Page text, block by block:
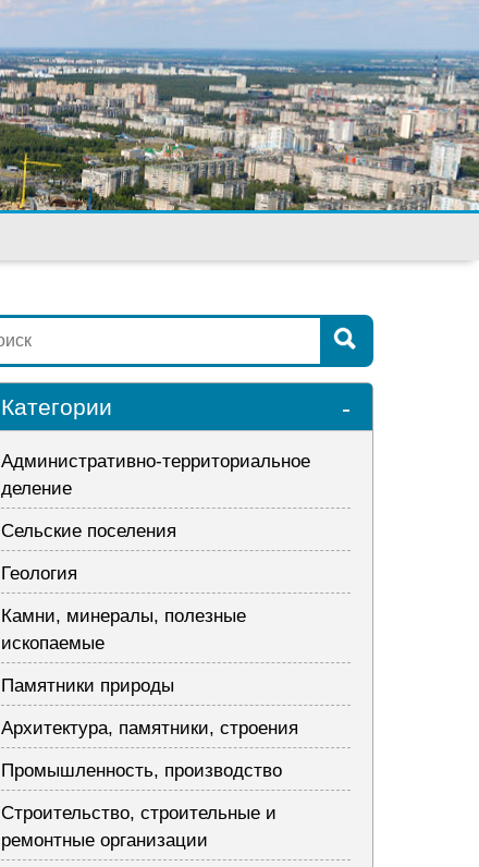
Категории -
Административно-территориальное
деление
Сельские поселения
Геология
Камни, минералы, полезные
ископаемые
Памятники природы
Архитектура, памятники, строения
Промышленность, производство
Строительство, строительные и
ремонтные организации